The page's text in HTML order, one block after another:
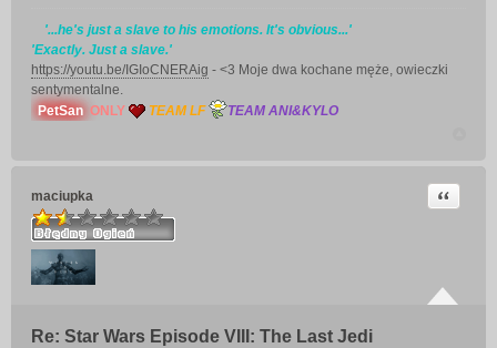
'...he's just a slave to his emotions. It's obvious...'
'Exactly. Just a slave.'
https://youtu.be/IGIoCNERAig - <3 Moje dwa kochane męże, owieczki
sentymentalne.
PetSan ONLY TEAM LF TEAM ANI&KYLO
maciupka
Re: Star Wars Episode VIII: The Last Jedi
Cytuj